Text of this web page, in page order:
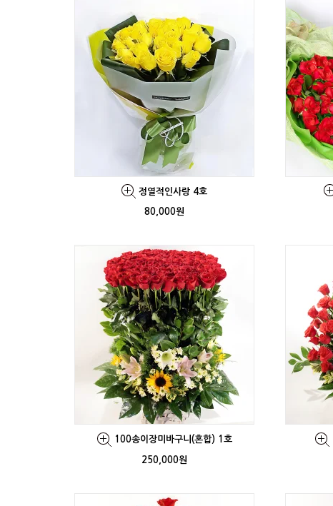
정열적인사랑 4호
80,000원
100송이장미바구니(혼합) 1호
250,000원